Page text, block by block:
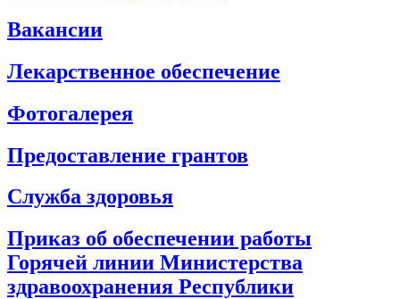
Вакансии
Лекарственное обеспечение
Фотогалерея
Предоставление грантов
Служба здоровья
Приказ об обеспечении работы
Горячей линии Министерства
здравоохранения Республики